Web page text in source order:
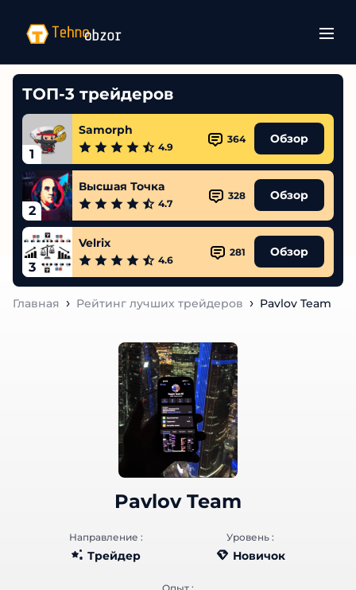
ТОП-3 трейдеров
1
Samorph
4.9
364 Обзор
2
Высшая Точка
4.7
328 Обзор
3
Velrix
4.6
281 Обзор
Главная
Рейтинг лучших трейдеров
Pavlov Team
Направление : Уровень :